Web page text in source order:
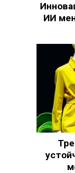
ИИ